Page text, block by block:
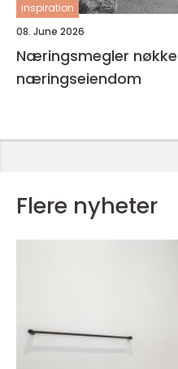
inspiration
08. June 2026
Næringsmegler nøkkelen til trygge verdier i
næringseiendom
Flere nyheter